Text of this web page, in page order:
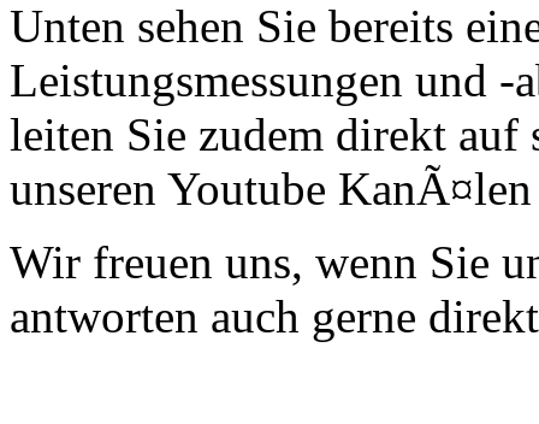
Unten sehen Sie bereits
Leistungsmessungen und -
leiten Sie zudem direkt auf
unseren Youtube
Wir freuen uns, wenn Sie
antworten auch gerne